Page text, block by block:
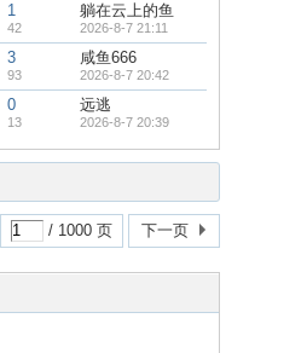
1
42
躺在云上的鱼
2026-8-7 21:11
3
93
咸鱼666
2026-8-7 20:42
0
13
远逃
2026-8-7 20:39
/ 1000 页 下一页